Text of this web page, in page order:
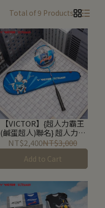
Total of 9 Products
【VICTOR】{超人力霸王
(鹹蛋超人)聯名} 超人力霸
王Z傑特款 羽球拍 TK-
ULTRAMANZ
NT$2,400NT$3,000
Add to Cart